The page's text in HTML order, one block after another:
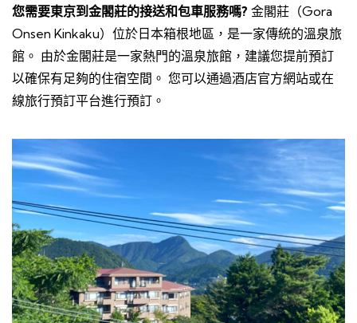
您需要東京到金閣莊的接送和包車服務嗎? 金閣莊（Gora
Onsen Kinkaku）位於日本箱根地區，是一家傳統的溫泉旅
館。 由於金閣莊是一家熱門的溫泉旅館，建議您提前預訂
以確保有足夠的住宿空間。 您可以通過酒店官方網站或在
線旅行預訂平台進行預訂。